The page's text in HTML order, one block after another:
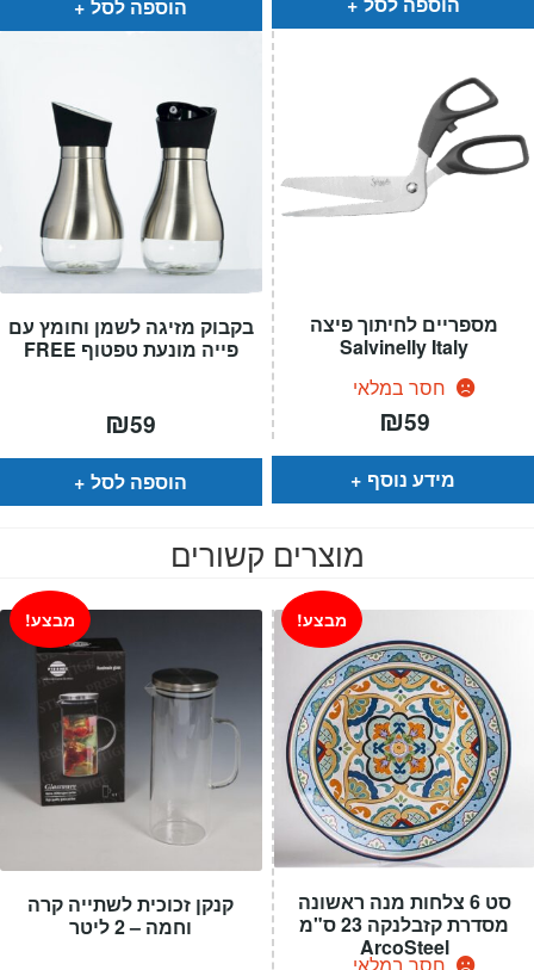
הוספה לסל
בקבוק מזיגה לשמן וחומץ עם
פייה מונעת טפטוף FREE
₪59
הוספה לסל
מספריים לחיתוך פיצה
Salvinelly Italy
חסר במלאי
₪59
מידע נוסף
מוצרים קשורים
קנקן זכוכית לשתייה קרה
וחמה – 2 ליטר
מבצע!
סט 6 צלחות מנה ראשונה
מסדרת קזבלנקה 23 ס"מ
ArcoSteel
מבצע!